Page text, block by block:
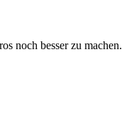
noch besser zu machen.